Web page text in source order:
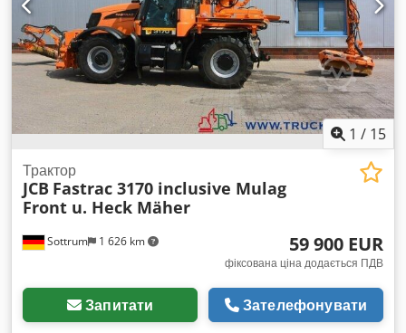
1 / 15
Sottrum 1 626 km
Трактор
JCB Fastrac 3170 inclusive Mulag
Front u. Heck Mäher
59 900 EUR
фіксована ціна додається ПДВ
Запитати Зателефонувати